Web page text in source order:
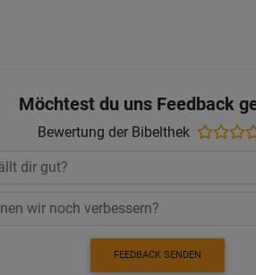
Möchtest du uns Feedback
Bewertung der Bibelthek
FEEDBACK SENDEN